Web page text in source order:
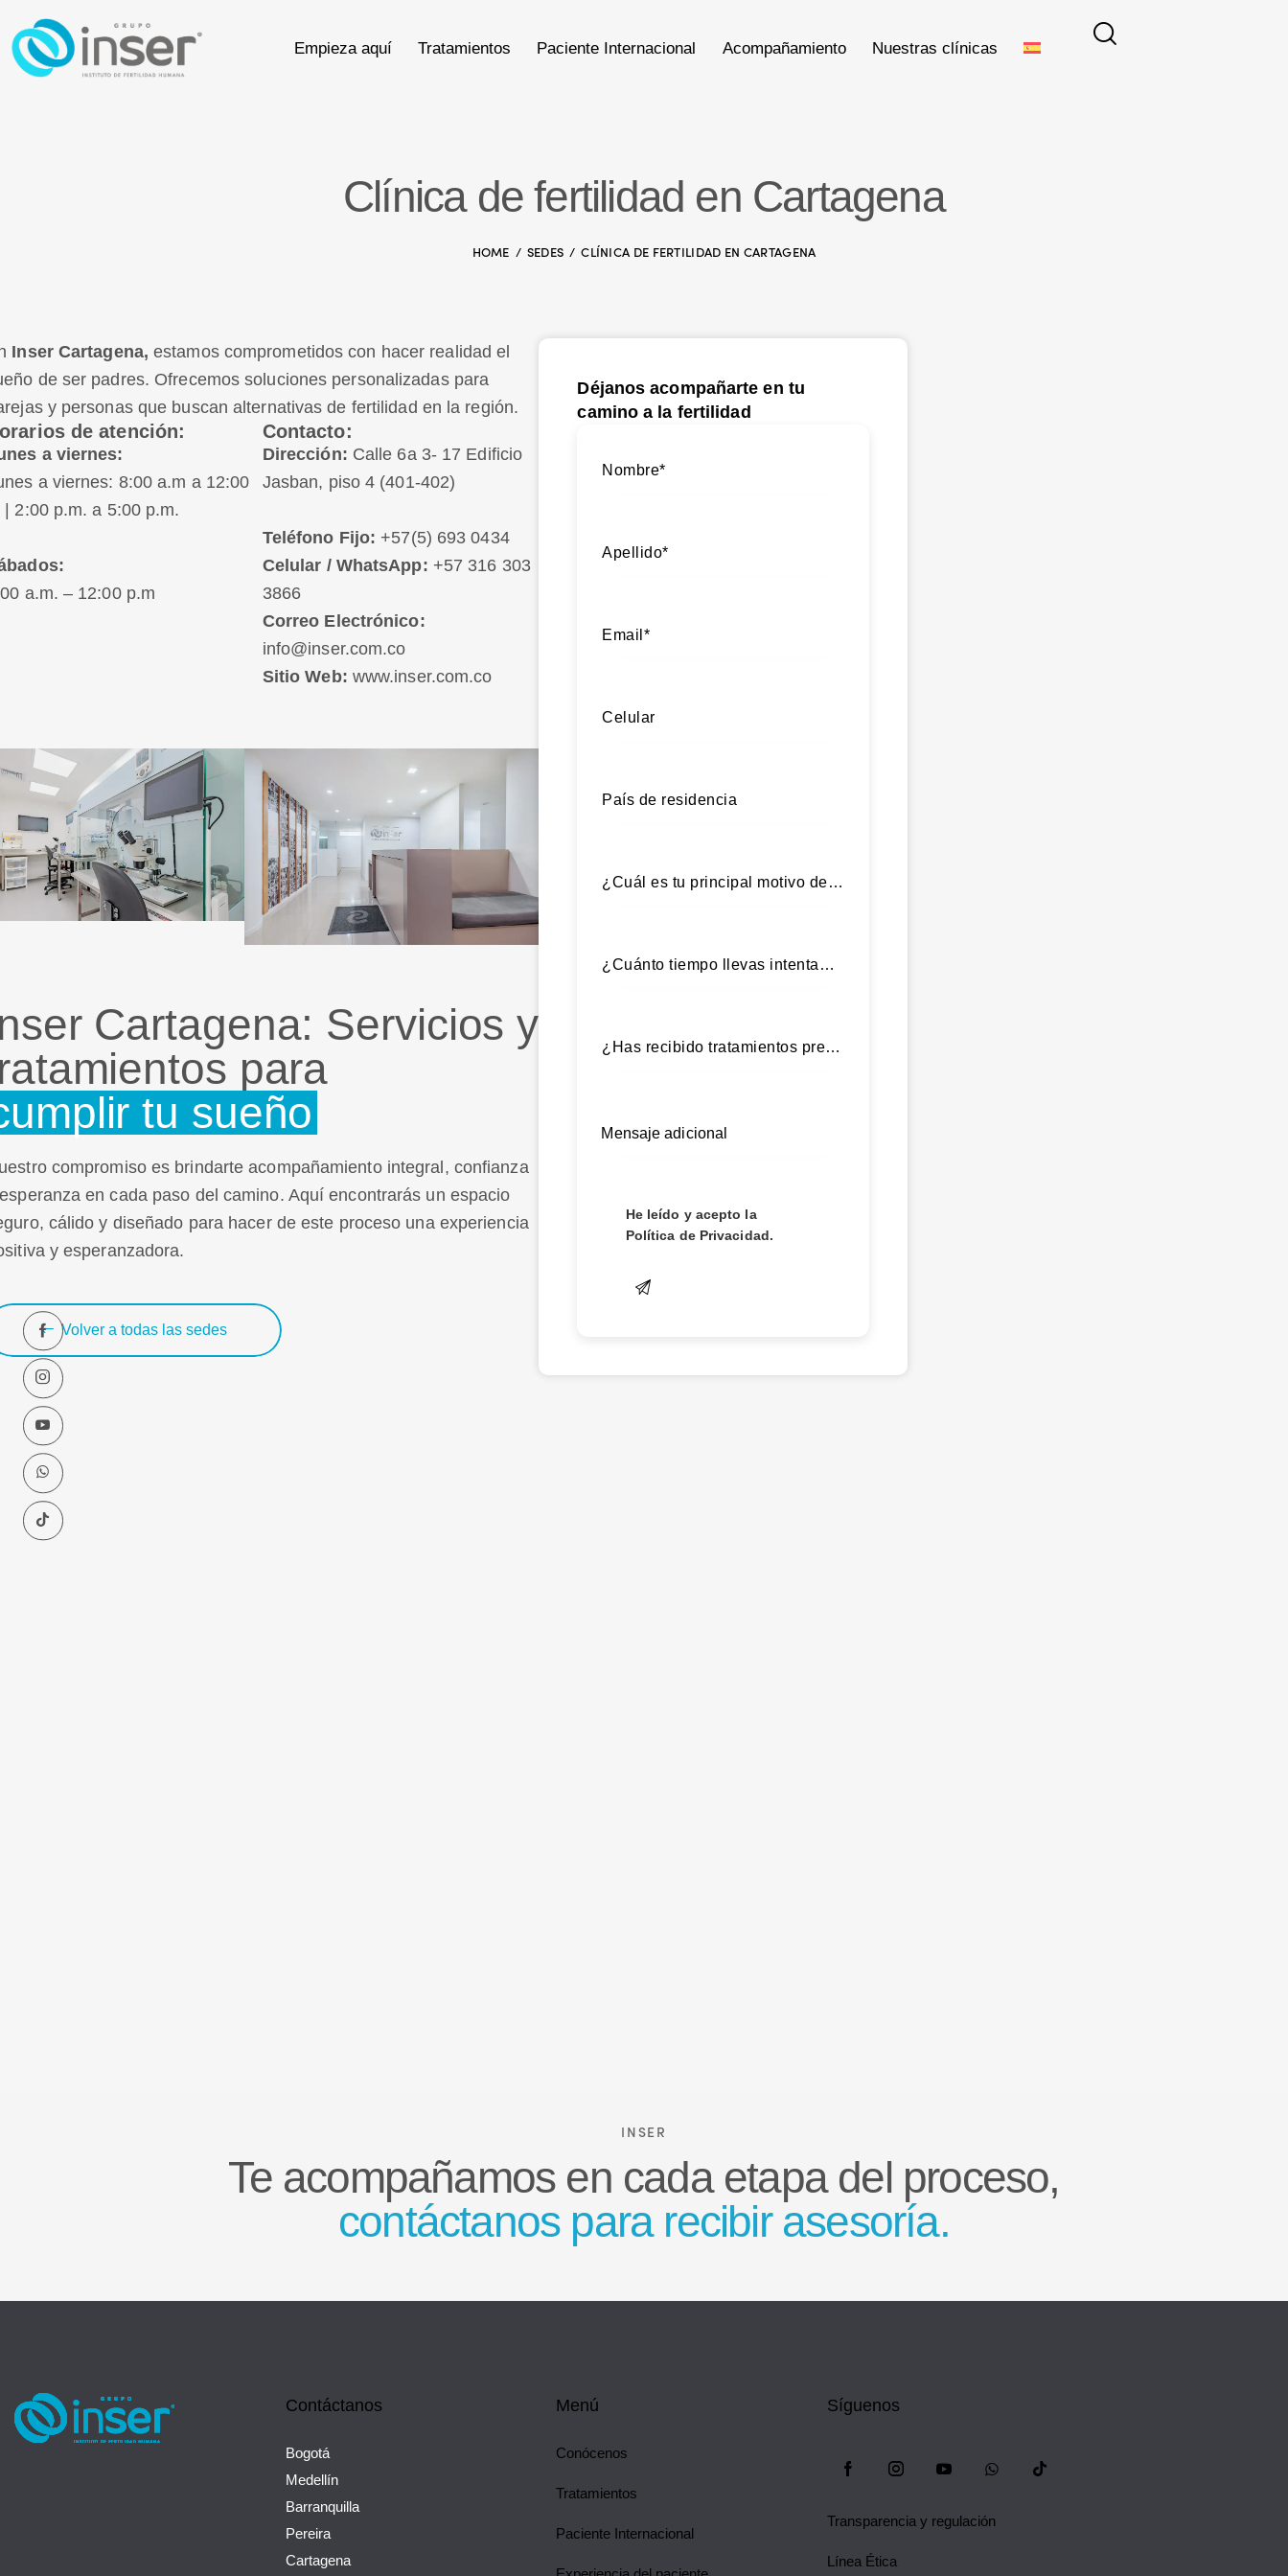
Empieza aquí Tratamientos Paciente Internacional Acompañamiento Nuestras clínicas
Clínica de fertilidad en Cartagena
HOME SEDES CLÍNICA DE FERTILIDAD EN CARTAGENA
Inser Cartagena, estamos comprometidos con hacer realidad el
de ser padres. Ofrecemos soluciones personalizadas para
y personas que buscan alternativas de fertilidad en la región.
de atención:
a viernes:
a viernes: 8:00 a.m a 12:00
| 2:00 p.m. a 5:00 p.m.
a.m. – 12:00 p.m
Contacto:
Dirección: Calle 6a 3- 17 Edificio
Jasban, piso 4 (401-402)
Teléfono Fijo: +57(5) 693 0434
Celular / WhatsApp: +57 316 303
3866
Correo Electrónico:
info@inser.com.co
Sitio Web: www.inser.com.co
Cartagena: Servicios y
para
tu sueño
compromiso es brindarte acompañamiento integral, confianza
en cada paso del camino. Aquí encontrarás un espacio
cálido y diseñado para hacer de este proceso una experiencia
y esperanzadora.
Volver a todas las sedes
Déjanos acompañarte en tu
camino a la fertilidad
He leído y acepto la
Política de Privacidad.
INSER
Te acompañamos en cada etapa del proceso,
contáctanos para recibir asesoría.
Contáctanos
Bogotá
Medellín
Barranquilla
Pereira
Cartagena
Menú
Conócenos
Tratamientos
Paciente Internacional
Síguenos
Transparencia y regulación
Línea Ética